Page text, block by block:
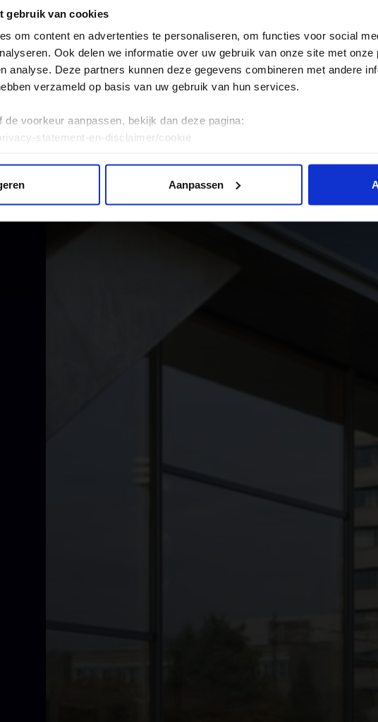
gebruik van cookies
om content en advertenties te personaliseren, om functies voor social
Ook delen we informatie over uw gebruik van onze site met
analyse. Deze partners kunnen deze gegevens combineren met andere
verzameld op basis van uw gebruik van hun services.
de voorkeur aanpassen, bekijk dan deze pagina:
statement-en-disclaimer/cookie
Aanpassen